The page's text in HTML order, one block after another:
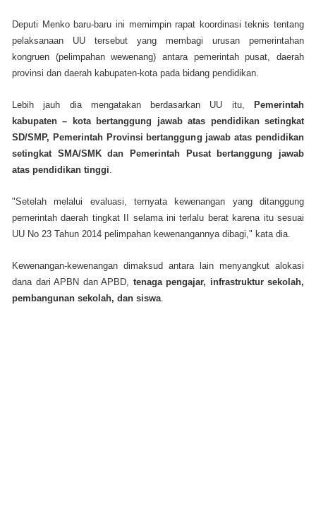
Deputi Menko baru-baru ini memimpin rapat koordinasi teknis tentang
pelaksanaan UU tersebut yang membagi urusan pemerintahan
kongruen (pelimpahan wewenang) antara pemerintah pusat, daerah
provinsi dan daerah kabupaten-kota pada bidang pendidikan.
Lebih jauh dia mengatakan berdasarkan UU itu, Pemerintah
kabupaten – kota bertanggung jawab atas pendidikan setingkat
SD/SMP, Pemerintah Provinsi bertanggung jawab atas pendidikan
setingkat SMA/SMK dan Pemerintah Pusat bertanggung jawab
atas pendidikan tinggi
"Setelah melalui evaluasi, ternyata kewenangan yang ditanggung
pemerintah daerah tingkat II selama ini terlalu berat karena itu sesuai
UU No 23 Tahun 2014 pelimpahan kewenangannya dibagi," kata dia.
Kewenangan-kewenangan dimaksud antara lain menyangkut alokasi
dana dari APBN dan APBD, tenaga pengajar, infrastruktur sekolah,
pembangunan sekolah, dan siswa